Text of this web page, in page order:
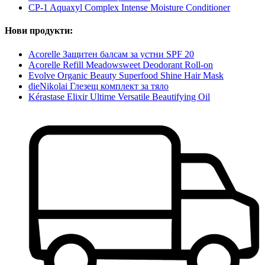
CP-1 Aquaxyl Complex Intense Moisture Conditioner
Нови продукти:
Acorelle Защитен балсам за устни SPF 20
Acorelle Refill Meadowsweet Deodorant Roll-on
Evolve Organic Beauty Superfood Shine Hair Mask
dieNikolai Глезещ комплект за тяло
Kérastase Elixir Ultime Versatile Beautifying Oil